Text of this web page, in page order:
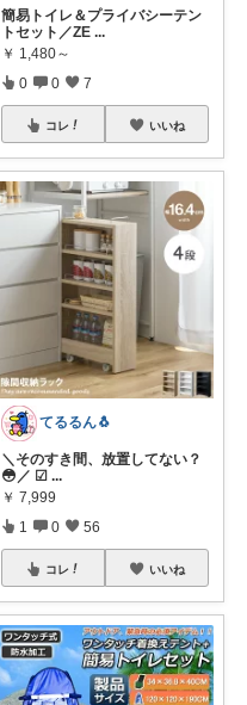
簡易トイレ＆プライバシーテン
トセット／ZE ...
￥ 1,480～
0 0 7
コレ いいね
てるるん🐧
＼そのすき間、放置してない？
😳／ ☑︎ ...
￥ 7,999
1 0 56
コレ いいね